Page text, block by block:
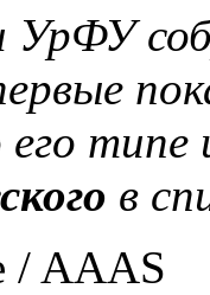
УрФУ
его
в
/ AAAS